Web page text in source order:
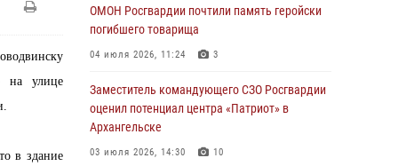
на улице
в здание
ОМОН Росгвардии почтили память геройски
погибшего товарища
04 июля 2026, 11:24 3
Заместитель командующего СЗО Росгвардии
оценил потенциал центра «Патриот» в
Архангельске
03 июля 2026, 14:30 10